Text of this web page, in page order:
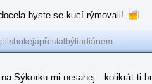
byste se kucí rýmovali!
Sýkorku mi nesahej…kolikrát ti